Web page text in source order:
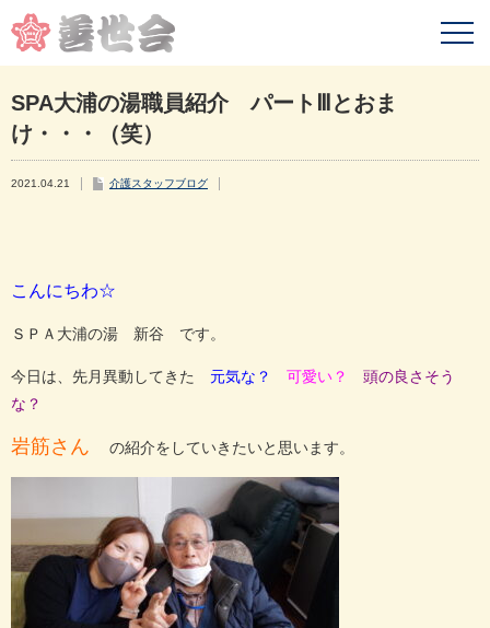
SPA大浦の湯職員紹介 パートⅢとおま
け・・・（笑）
2021.04.21 介護スタッフブログ
こんにちわ☆
ＳＰＡ大浦の湯 新谷 です。
今日は、先月異動してきた 元気な？ 可愛い？
頭の良さそう
な？
岩筋さん の紹介をしていきたいと思います。